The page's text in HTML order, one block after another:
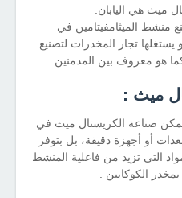
ميث هي اليابان.
منشط الميثامفيتامين في
يستغلها تجار المخدرات لتصنيع
هو معروف بين المدمنين.
ميث :
صناعة الكريستال ميث في
أو أجهزة دقيقة، بل بتوفر
التي تزيد من فاعلية المنشط
الكوكايين .